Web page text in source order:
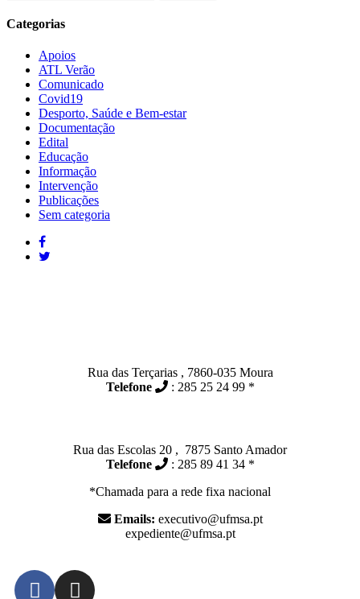
Categorias
Apoios
ATL Verão
Comunicado
Covid19
Desporto, Saúde e Bem-estar
Documentação
Edital
Educação
Informação
Intervenção
Publicações
Sem categoria
Rua das Terçarias , 7860-035 Moura
Telefone
: 285 25 24 99 *
Rua das Escolas 20 , 7875 Santo Amador
Telefone
: 285 89 41 34 *
*Chamada para a rede fixa nacional
Emails: executivo@ufmsa.pt
expediente@ufmsa.pt